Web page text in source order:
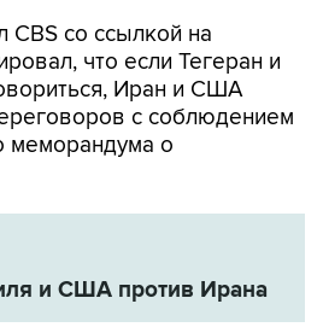
CBS со ссылкой на
что если Тегеран и
Иран и США
с соблюдением
меморандума о
и США против Ирана